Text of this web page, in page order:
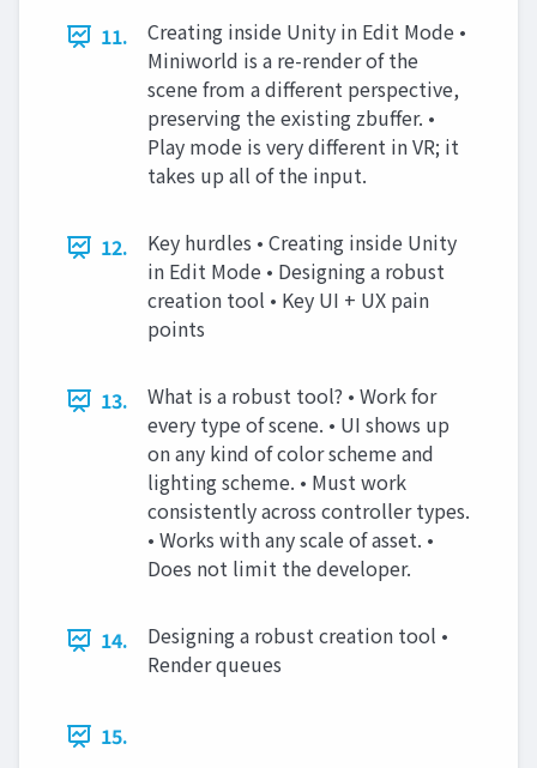
11.
Creating inside Unity in Edit Mode •
Miniworld is a re-render of the
scene from a different perspective,
preserving the existing zbuffer. •
Play mode is very different in VR; it
takes up all of the input.
12.
Key hurdles • Creating inside Unity
in Edit Mode • Designing a robust
creation tool • Key UI + UX pain
points
13.
What is a robust tool? • Work for
every type of scene. • UI shows up
on any kind of color scheme and
lighting scheme. • Must work
consistently across controller types.
• Works with any scale of asset. •
Does not limit the developer.
14.
Designing a robust creation tool •
Render queues
15.